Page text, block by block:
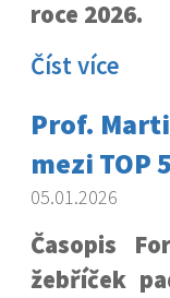
roce 2026.
Číst více
Prof.
mezi TOP
05.01.2026
Časopis
žebříček